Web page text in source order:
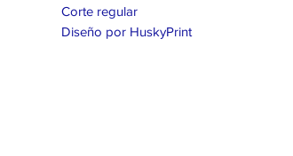
Corte regular
Diseño por HuskyPrint